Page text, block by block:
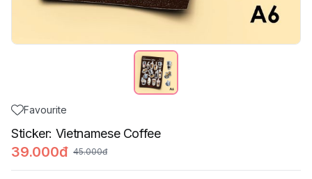
Favourite
Sticker: Vietnamese Coffee
39.000đ 45.000đ